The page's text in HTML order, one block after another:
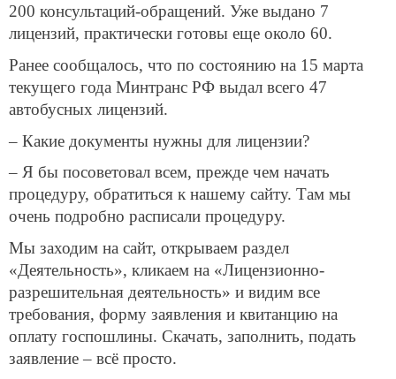
200 консультаций-обращений. Уже выдано 7
лицензий, практически готовы еще около 60.
Ранее сообщалось, что по состоянию на 15 марта
текущего года Минтранс РФ выдал всего 47
автобусных лицензий.
– Какие документы нужны для лицензии?
– Я бы посоветовал всем, прежде чем начать
процедуру, обратиться к нашему сайту. Там мы
очень подробно расписали процедуру.
Мы заходим на сайт, открываем раздел
«Деятельность», кликаем на «Лицензионно-
разрешительная деятельность» и видим все
требования, форму заявления и квитанцию на
оплату госпошлины. Скачать, заполнить, подать
заявление – всё просто.